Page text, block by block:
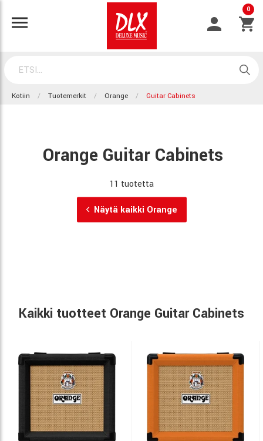
0
Kotiin Tuotemerkit Orange Guitar Cabinets
Orange Guitar Cabinets
11 tuotetta
Näytä kaikki Orange
Kaikki tuotteet Orange Guitar Cabinets